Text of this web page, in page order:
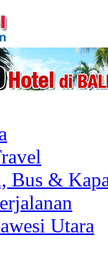
Bus &
Utara